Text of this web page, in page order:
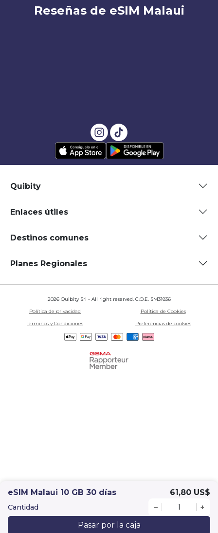
eSIM Malaui 10 GB 30 días 61,80 US$
Cantidad – +
Pasar por la caja
Reseñas de eSIM Malaui
Quibity
Enlaces útiles
Destinos comunes
Planes Regionales
2026 Quibity Srl - All right reserved. C.O.E. SM31836
Política de privacidad
Política de Cookies
Términos y Condiciones
Preferencias de cookies